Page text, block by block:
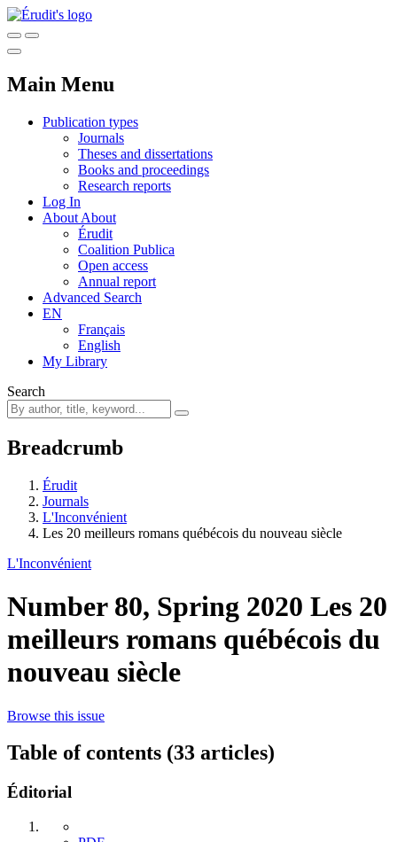
Main Menu
Publication types
Journals
Theses and dissertations
Books and proceedings
Research reports
Log In
About About
Érudit
Coalition Publica
Open access
Annual report
Advanced Search
EN
Français
English
My Library
Search
Breadcrumb
Érudit
Journals
L'Inconvénient
Les 20 meilleurs romans québécois du nouveau siècle
L'Inconvénient
Number 80, Spring 2020 Les 20
meilleurs romans québécois du
nouveau siècle
Browse this issue
Table of contents (33 articles)
Éditorial